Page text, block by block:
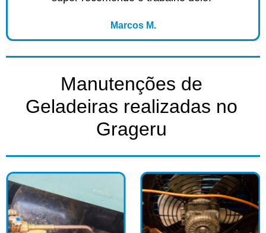
Marcos M.
Manutenções de
Geladeiras realizadas no
Grageru​